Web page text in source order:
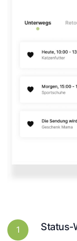
1 Status-